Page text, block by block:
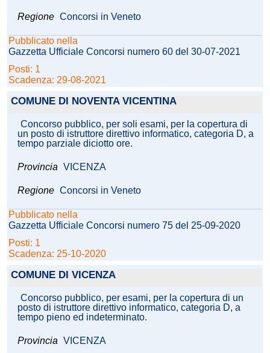
Regione Concorsi in Veneto
Pubblicato nella
Gazzetta Ufficiale Concorsi numero 60 del 30-07-2021
Posti: 1
Scadenza: 29-08-2021
COMUNE DI NOVENTA VICENTINA
Concorso pubblico, per soli esami, per la copertura di
un posto di istruttore direttivo informatico, categoria D, a
tempo parziale diciotto ore.
Provincia VICENZA
Regione Concorsi in Veneto
Pubblicato nella
Gazzetta Ufficiale Concorsi numero 75 del 25-09-2020
Posti: 1
Scadenza: 25-10-2020
COMUNE DI VICENZA
Concorso pubblico, per esami, per la copertura di un
posto di istruttore direttivo informatico, categoria D, a
tempo pieno ed indeterminato.
Provincia VICENZA